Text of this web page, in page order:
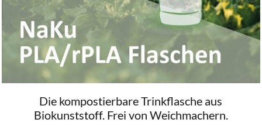
Die kompostierbare Trinkflasche aus
Biokunststoff. Frei von Weichmachern.